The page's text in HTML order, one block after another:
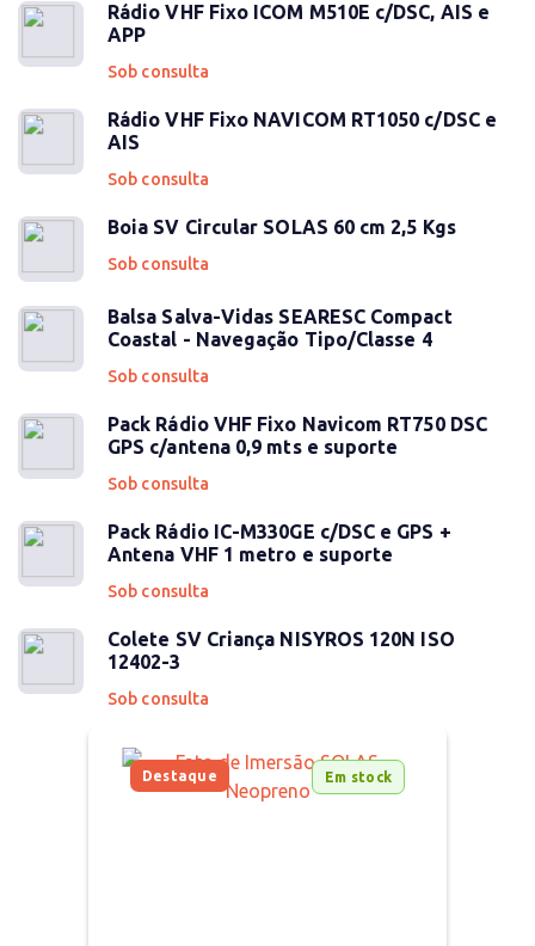
Rádio VHF Fixo ICOM M510E c/DSC, AIS e
APP
Sob consulta
Rádio VHF Fixo NAVICOM RT1050 c/DSC e
AIS
Sob consulta
Boia SV Circular SOLAS 60 cm 2,5 Kgs
Sob consulta
Balsa Salva-Vidas SEARESC Compact
Coastal - Navegação Tipo/Classe 4
Sob consulta
Pack Rádio VHF Fixo Navicom RT750 DSC
GPS c/antena 0,9 mts e suporte
Sob consulta
Pack Rádio IC-M330GE c/DSC e GPS +
Antena VHF 1 metro e suporte
Sob consulta
Colete SV Criança NISYROS 120N ISO
12402-3
Sob consulta
Destaque Em stock